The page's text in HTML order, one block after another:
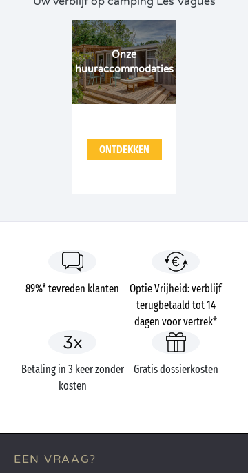
Onze
huuraccommodaties
ONTDEKKEN
89%* tevreden klanten
Optie Vrijheid: verblijf
terugbetaald tot 14
dagen voor vertrek*
Betaling in 3 keer zonder
kosten
Gratis dossierkosten
EEN VRAAG?